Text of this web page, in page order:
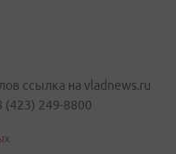
ссылка на vladnews.ru
(423) 249-8800